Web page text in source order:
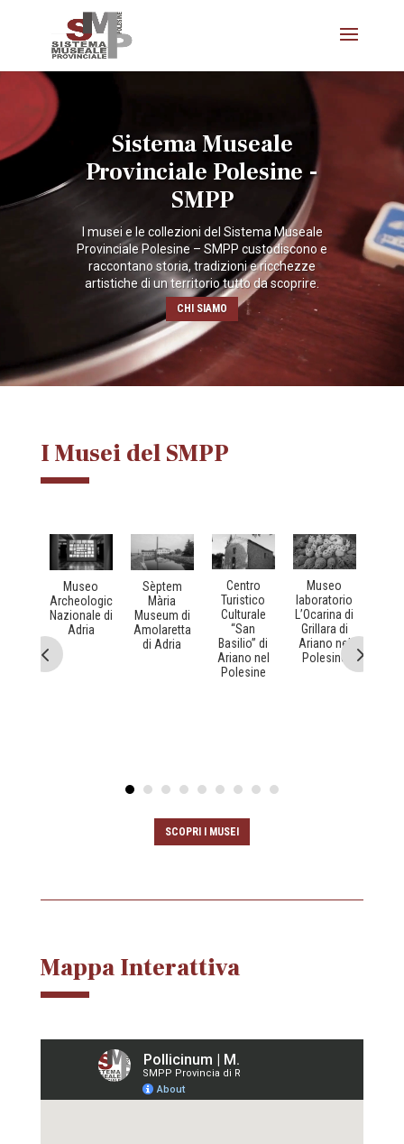
Video
Sistema Museale
Provinciale Polesine -
SMPP
I musei e le collezioni del Sistema Museale
Provinciale Polesine – SMPP custodiscono e
raccontano storia, tradizioni e ricchezze
artistiche di un territorio tutto da scoprire.
CHI SIAMO
I Musei del SMPP
Museo
Archeologico
Nazionale di
Adria
Sèptem
Mària
Museum di
Amolaretta
di Adria
Centro
Turistico
Culturale
“San
Basilio” di
Ariano nel
Polesine
Museo
laboratorio
L’Ocarina di
Grillara di
Ariano nel
Polesine
SCOPRI I MUSEI
Mappa Interattiva